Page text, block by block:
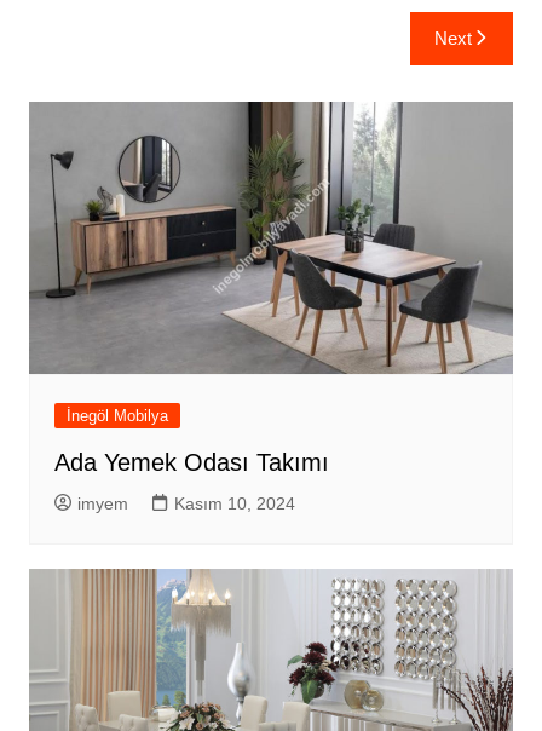
Next
İnegöl Mobilya
Ada Yemek Odası Takımı
imyem Kasım 10, 2024